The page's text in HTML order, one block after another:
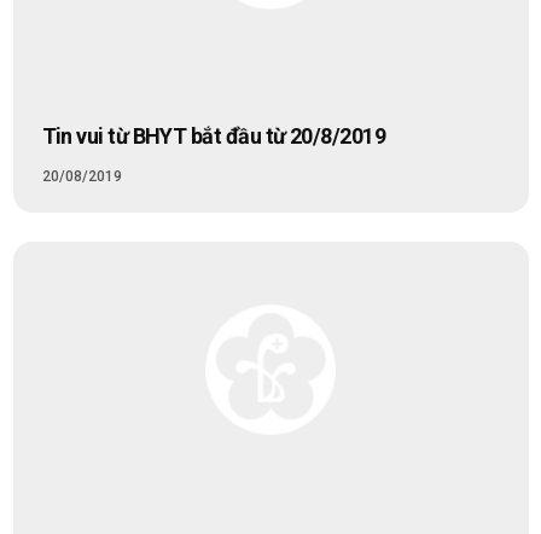
Tin vui từ BHYT bắt đầu từ 20/8/2019
20/08/2019